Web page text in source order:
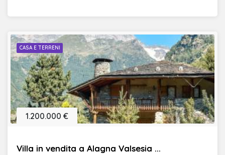
CASA E TERRENI
Villa in vendita a Alagna Valsesia ...
1.200.000 €